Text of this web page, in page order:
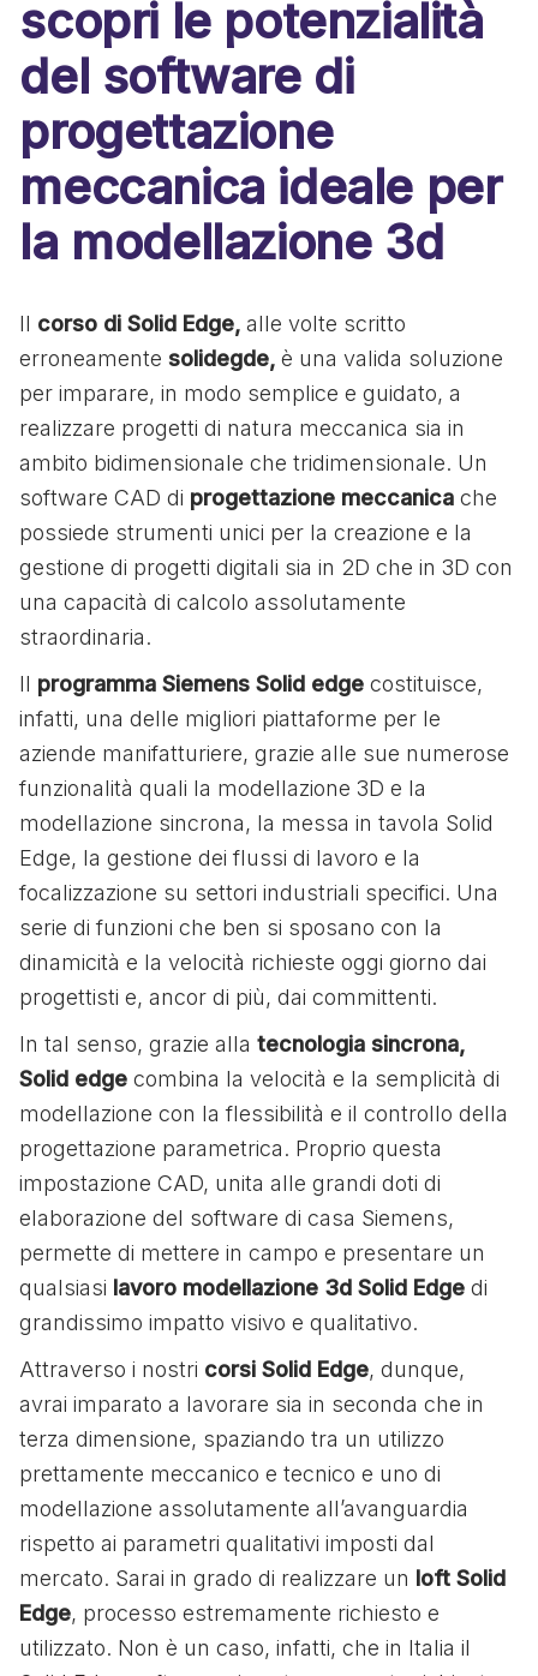
scopri le potenzialità
del software di
progettazione
meccanica ideale per
la modellazione 3d
Il corso di Solid Edge, alle volte scritto
erroneamentesolidegde, è una valida soluzione
per imparare, in modo semplice e guidato, a
realizzare progetti di natura meccanica sia in
ambito bidimensionale che tridimensionale. Un
software CAD di progettazione meccanica che
possiede strumenti unici per la creazione e la
gestione di progetti digitali sia in 2D che in 3D con
una capacità di calcolo assolutamente
straordinaria.
Il programma Siemens Solid edge costituisce,
infatti, una delle migliori piattaforme per le
aziende manifatturiere, grazie alle sue numerose
funzionalità quali la modellazione 3D e la
modellazione sincrona, la messa in tavola Solid
Edge, la gestione dei flussi di lavoro e la
focalizzazione su settori industriali specifici. Una
serie di funzioni che ben si sposano con la
dinamicità e la velocità richieste oggi giorno dai
progettisti e, ancor di più, dai committenti.
In tal senso, grazie allatecnologia sincrona,
Solid edge combina la velocità e la semplicità di
modellazione con la flessibilità e il controllo della
progettazione parametrica. Proprio questa
impostazione CAD, unita alle grandi doti di
elaborazione del software di casa Siemens,
permette di mettere in campo e presentare un
qualsiasi lavoro modellazione 3d Solid Edge di
grandissimo impatto visivo e qualitativo.
Attraverso i nostri corsi Solid Edge, dunque,
avrai imparato a lavorare sia in seconda che in
terza dimensione, spaziando tra un utilizzo
prettamente meccanico e tecnico e uno di
modellazione assolutamente all’avanguardia
rispetto ai parametri qualitativi imposti dal
mercato. Sarai in grado di realizzare un loft Solid
Edge, processo estremamente richiesto e
utilizzato. Non è un caso, infatti, che in Italia il